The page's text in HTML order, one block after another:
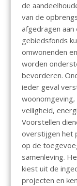
de
van de
afgedragen
gebiedsfonds
omwonenden
worden
bevorderen.
ieder geval
woonomgeving,
veiligheid,
Voorstellen
overstijgen het
op de
samenleving.
kiest uit de
projecten en